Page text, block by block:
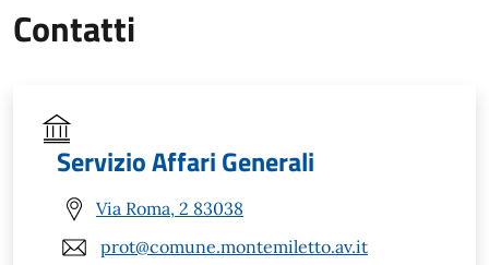
Contatti
Servizio Affari Generali
Via Roma, 2 83038
prot@comune.montemiletto.av.it